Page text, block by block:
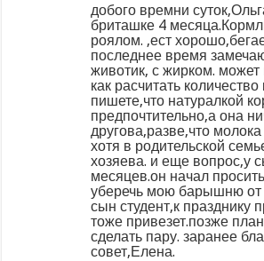
добого времни
бриташке 4
роялом. ,ест
последнее время
животик, с жирком.
как расчитать
пишете,что натуралкой
предпочтительно,а она
другова,разве,что
хотя в родительской
хозяева. и еще вопрос,у
месяцев.он начал
уберечь мою барышню от
сын студент,к празднику
тоже привезет.позже
сделать пару. заранее
совет,Елена.